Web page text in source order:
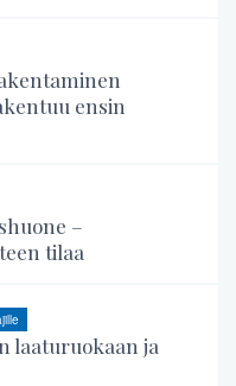
ensin
–
tilaa
laaturuokaan ja